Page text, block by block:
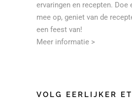
ervaringen en recepten. Doe
mee op, geniet van de
een feest van!
Meer informatie >
VOLG EERLIJKER